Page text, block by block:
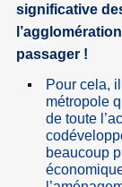
significative
passager !
Pour cela,
métropole
de toute
beaucoup